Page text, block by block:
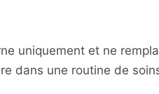
uniquement et ne
dans une routine de